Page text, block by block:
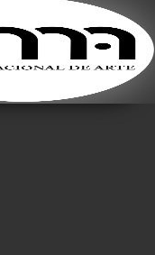
Museo Nacional de
Arte